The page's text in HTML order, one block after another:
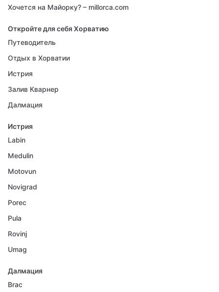
Хочется на Майорку? – millorca.com
Откройте для себя Хорватию
Путеводитель
Отдых в Хорватии
Истрия
Залив Кварнер
Далмация
Истрия
Labin
Medulin
Motovun
Novigrad
Porec
Pula
Rovinj
Umag
Далмация
Brac